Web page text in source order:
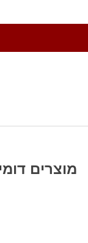
מוצרים